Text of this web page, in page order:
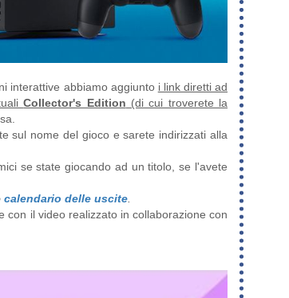
interattive abbiamo aggiunto i link diretti ad
Collector's Edition (di cui troverete la
sul nome del gioco e sarete indirizzati alla
se state giocando ad un titolo, se l'avete
calendario delle uscite
il video realizzato in collaborazione con